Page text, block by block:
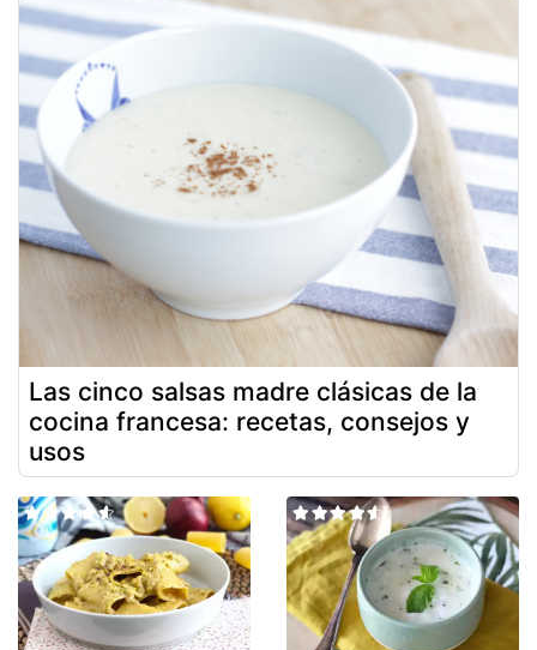
Las cinco salsas madre clásicas de la
cocina francesa: recetas, consejos y
usos